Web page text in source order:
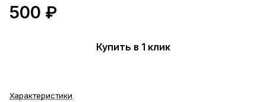
500 ₽
Купить в 1 клик
Характеристики